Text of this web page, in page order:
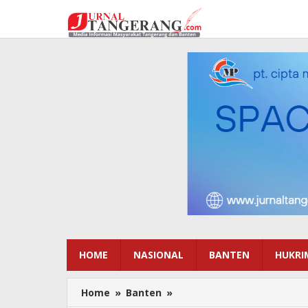
konten
HOME NASIONAL BANTEN
Home » Banten »